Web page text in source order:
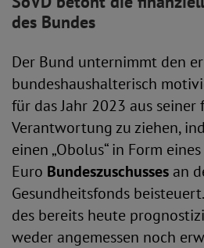
des Bundes
Der Bund unternimmt den
bundeshaushalterisch
für das Jahr 2023 aus
Verantwortung zu ziehen,
einen „Obolus“ in Form
Euro Bundeszuschusses an
Gesundheitsfonds
des bereits heute
weder angemessen noch